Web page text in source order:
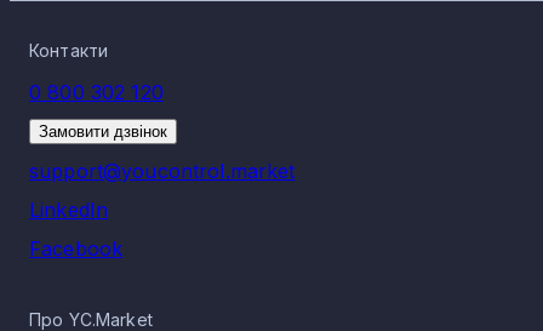
Контакти
0 800 302 120
Замовити дзвінок
support@youcontrol.market
LinkedIn
Facebook
Про YC.Market